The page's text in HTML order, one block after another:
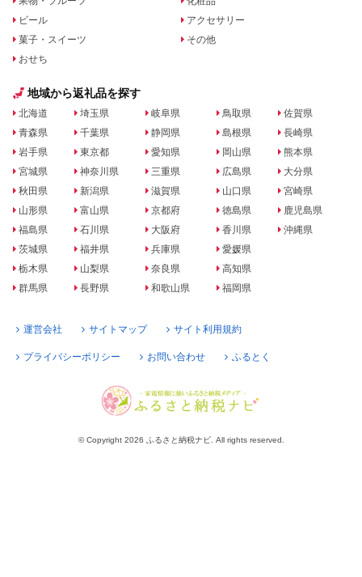
ビール
菓子・スイーツ
おせち
アクセサリー
その他
地域から返礼品を探す
北海道
青森県
岩手県
宮城県
秋田県
山形県
福島県
茨城県
栃木県
群馬県
埼玉県
千葉県
東京都
神奈川県
新潟県
富山県
石川県
福井県
山梨県
長野県
岐阜県
静岡県
愛知県
三重県
滋賀県
京都府
大阪府
兵庫県
奈良県
和歌山県
鳥取県
島根県
岡山県
広島県
山口県
徳島県
香川県
愛媛県
高知県
福岡県
佐賀県
長崎県
熊本県
大分県
宮崎県
鹿児島県
沖縄県
運営会社 サイトマップ サイト利用規約
プライバシーポリシー お問い合わせ ふるとく
© Copyright 2026 ふるさと納税ナビ. All rights reserved.